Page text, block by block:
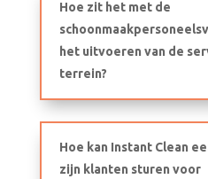
Hoe zit het met de
het uitvoeren van de
terrein?
Hoe kan Instant Clean
zijn klanten sturen voor